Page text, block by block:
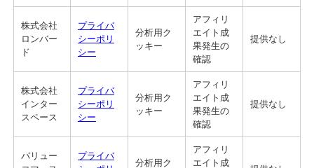
株式会社
ロンバー
ド
プライバ
シーポリ
シー
分析用ク
ッキー
アフィリ
エイト成
果発生の
確認
提供なし
株式会社
インター
スペース
プライバ
シーポリ
シー
分析用ク
ッキー
アフィリ
エイト成
果発生の
確認
提供なし
バリュー
プライバ
分析用ク
アフィリ
エイト成